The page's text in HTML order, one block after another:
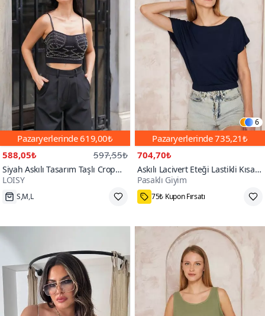
Pazaryerlerinde619,00₺
588,05₺
597,55₺
Siyah Askılı Tasarım Taşlı Crop
Büstiyer
LOISY
S,M,L
6
Pazaryerlerinde735,21₺
704,70₺
Askılı Lacivert Eteği Lastikli Kısa
Kol Geniş Yuvarlak Yaka Cepli
Crop Bluz
Pasaklı Giyim
75₺ Kupon Fırsatı